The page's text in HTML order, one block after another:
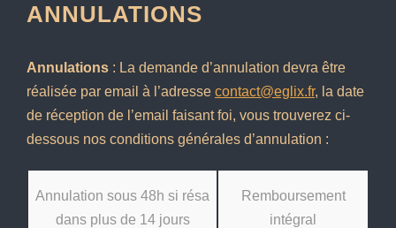
ANNULATIONS
Annulations : La demande d’annulation devra être
réalisée par email à l’adresse contact@eglix.fr, la date
de réception de l’email faisant foi, vous trouverez ci-
dessous nos conditions générales d’annulation :
Annulation sous 48h si résa
dans plus de 14 jours
Remboursement
intégral